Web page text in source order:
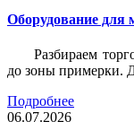
Оборудование для
Разбираем
до зоны примерки.
Подробнее
06.07.2026